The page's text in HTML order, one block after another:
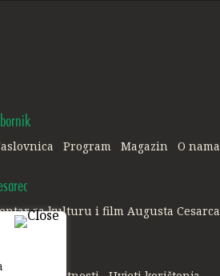
Program Magazin O nama
za kulturu i film Augusta Cesarca